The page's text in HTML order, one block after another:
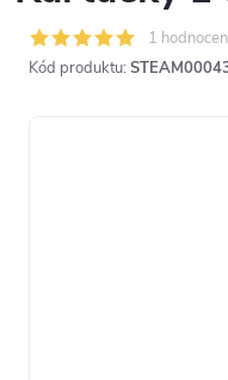
1
Kód produktu: